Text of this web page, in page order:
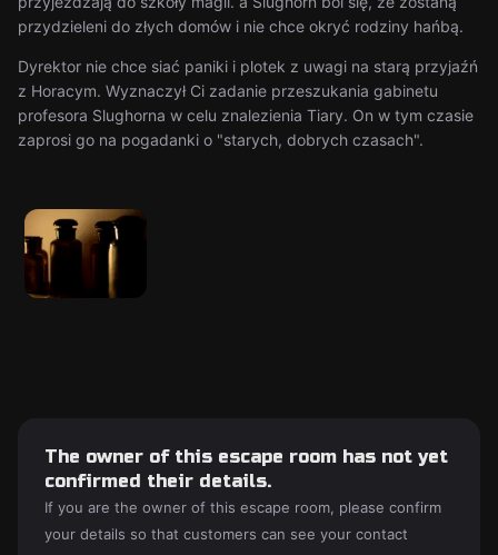
przydzieleni do złych domów i nie chce okryć rodziny hańbą.
Dyrektor nie chce siać paniki i plotek z uwagi na starą przyjaźń
z Horacym. Wyznaczył Ci zadanie przeszukania gabinetu
profesora Slughorna w celu znalezienia Tiary. On w tym czasie
zaprosi go na pogadanki o "starych, dobrych czasach".
The owner of this escape room has not yet
confirmed their details.
If you are the owner of this escape room, please confirm
your details so that customers can see your contact